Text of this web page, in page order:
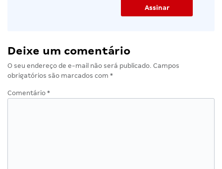
Deixe um comentário
O seu endereço de e-mail não será publicado. Campos
obrigatórios são marcados com *
Comentário *